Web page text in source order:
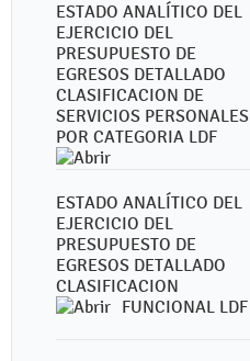
ESTADO ANALÍTICO DEL
EJERCICIO DEL
PRESUPUESTO DE
EGRESOS DETALLADO
CLASIFICACION DE
SERVICIOS PERSONALES
POR CATEGORIA LDF
ESTADO ANALÍTICO DEL
EJERCICIO DEL
PRESUPUESTO DE
EGRESOS DETALLADO
CLASIFICACION
FUNCIONAL LDF